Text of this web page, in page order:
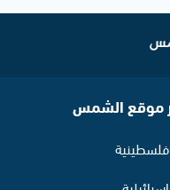
موقع الشمس
فلسطينية